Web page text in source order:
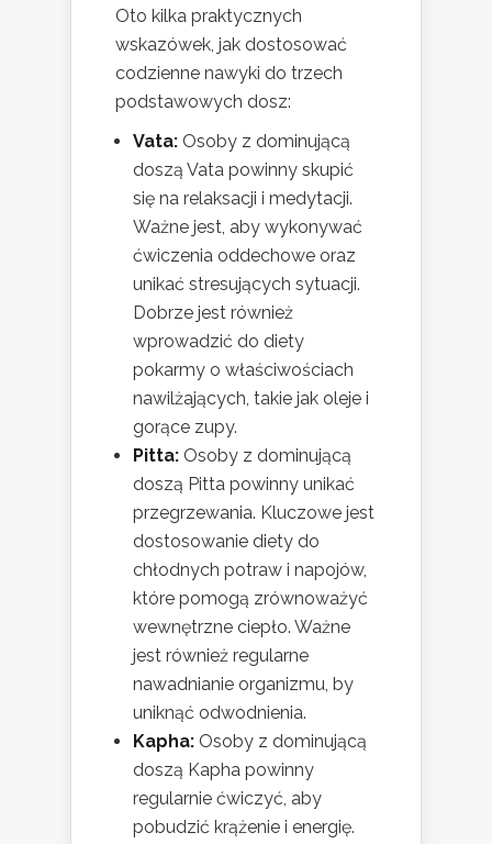
Oto kilka praktycznych
wskazówek, jak dostosować
codzienne nawyki do trzech
podstawowych dosz:
Vata: Osoby z dominującą
doszą Vata powinny skupić
się na relaksacji i medytacji.
Ważne jest, aby wykonywać
ćwiczenia oddechowe oraz
unikać stresujących sytuacji.
Dobrze jest również
wprowadzić do diety
pokarmy o właściwościach
nawilżających, takie jak oleje i
gorące zupy.
Pitta: Osoby z dominującą
doszą Pitta powinny unikać
przegrzewania. Kluczowe jest
dostosowanie diety do
chłodnych potraw i napojów,
które pomogą zrównoważyć
wewnętrzne ciepło. Ważne
jest również regularne
nawadnianie organizmu, by
uniknąć odwodnienia.
Kapha: Osoby z dominującą
doszą Kapha powinny
regularnie ćwiczyć, aby
pobudzić krążenie i energię.